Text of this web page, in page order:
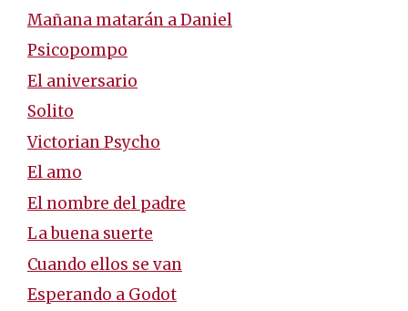
Mañana matarán a Daniel
Psicopompo
El aniversario
Solito
Victorian Psycho
El amo
El nombre del padre
La buena suerte
Cuando ellos se van
Esperando a Godot